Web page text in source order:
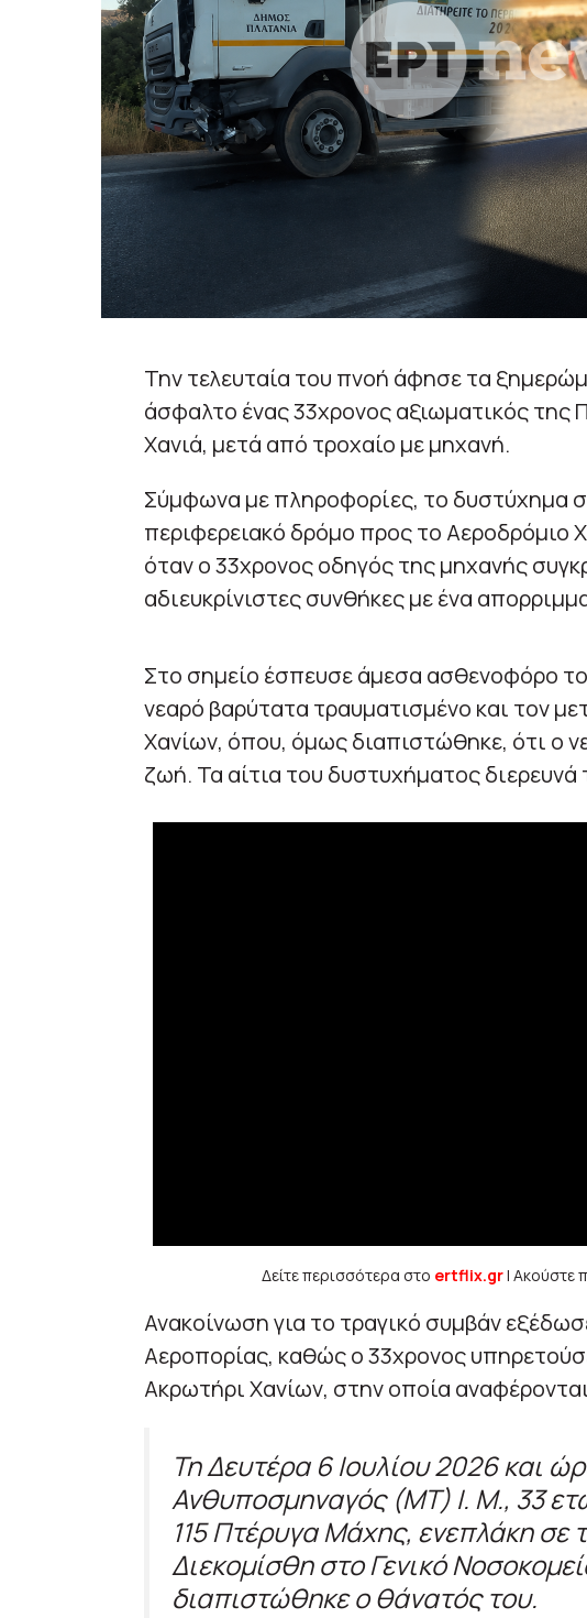
Την τελευταία του πνοή άφησε τα
άσφαλτο ένας 33χρονος αξιωματικός της
Χανιά, μετά από τροχαίο με μηχανή.
Σύμφωνα με πληροφορίες, το δυστύχημα
περιφερειακό δρόμο προς το Αεροδρόμιο
όταν ο 33χρονος οδηγός της μηχανής
αδιευκρίνιστες συνθήκες με ένα
Στο σημείο έσπευσε άμεσα ασθενοφόρο
νεαρό βαρύτατα τραυματισμένο και τον
Χανίων, όπου, όμως διαπιστώθηκε, ότι ο
ζωή. Τα αίτια του δυστυχήματος
Δείτε περισσότερα στο ertflix.gr| Ακούστε
Ανακοίνωση για το τραγικό συμβάν
Αεροπορίας, καθώς ο 33χρονος
Ακρωτήρι Χανίων, στην οποία
Τη Δευτέρα 6 Ιουλίου 2026 και
Ανθυποσμηναγός (ΜΤ) Ι. Μ., 33
115 Πτέρυγα Μάχης, ενεπλάκη σε
Διεκομίσθη στο Γενικό
διαπιστώθηκε ο θάνατός του.